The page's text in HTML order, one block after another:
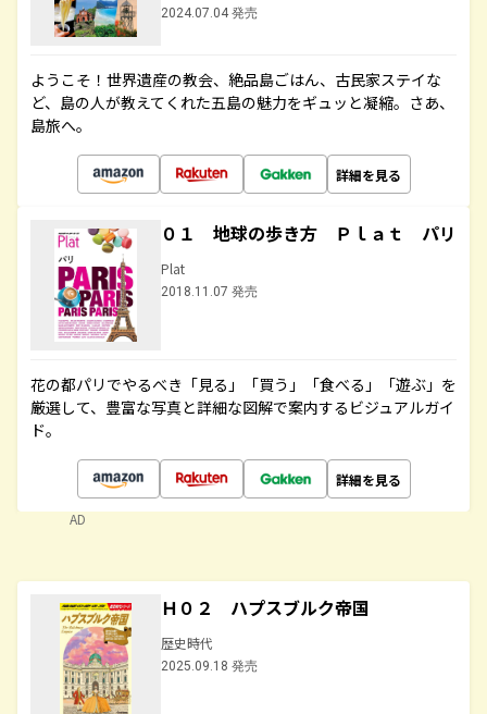
2024.07.04 発売
ようこそ！世界遺産の教会、絶品島ごはん、古民家ステイな
ど、島の人が教えてくれた五島の魅力をギュッと凝縮。さあ、
島旅へ。
詳細を見る
０１ 地球の歩き方 Ｐｌａｔ パリ
Plat
2018.11.07 発売
花の都パリでやるべき「見る」「買う」「食べる」「遊ぶ」を
厳選して、豊富な写真と詳細な図解で案内するビジュアルガイ
ド。
詳細を見る
AD
Ｈ０２ ハプスブルク帝国
歴史時代
2025.09.18 発売